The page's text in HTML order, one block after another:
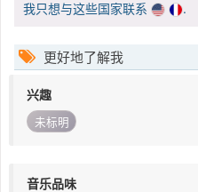
我只想与这些国家联系
.
更好地了解我
兴趣
未标明
音乐品味